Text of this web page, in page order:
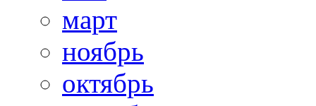
март
ноябрь
октябрь